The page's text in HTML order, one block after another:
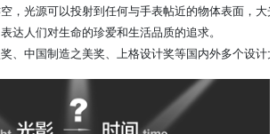
，光源可以投射到任何与手表帖近的物体表面，大
达人们对生命的珍爱和生活品质的追求。
、中国制造之美奖、上格设计奖等国内外多个设计